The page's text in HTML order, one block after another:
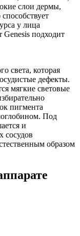
слои дермы,
у лица
подходит
света, которая
дефекты.
мягкие световые
пигмента
Под
и
сосудов
образом